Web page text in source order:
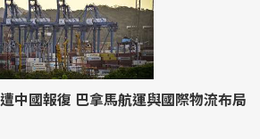
中國報復 巴拿馬航運與國際物流布局